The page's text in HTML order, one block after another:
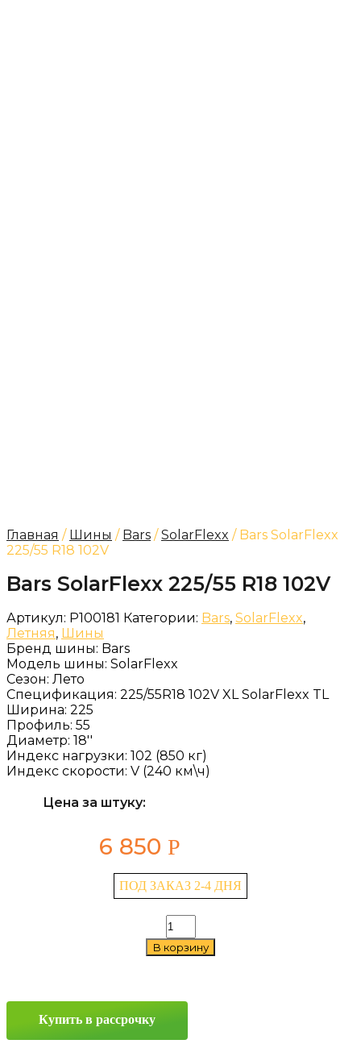
Главная / Шины / Bars /SolarFlexx / Bars SolarFlexx
225/55 R18 102V
Bars SolarFlexx 225/55 R18 102V
Артикул: P100181 Категории: Bars, SolarFlexx,
Летняя, Шины
Бренд шины: Bars
Модель шины: SolarFlexx
Сезон: Лето
Спецификация: 225/55R18 102V XL SolarFlexx TL
Ширина: 225
Профиль: 55
Диаметр: 18''
Индекс нагрузки: 102 (850 кг)
Индекс скорости: V (240 км\ч)
Цена за штуку:
6 850 Р
ПОД ЗАКАЗ 2-4 ДНЯ
Количество
товара
Bars
102V
В корзину
Купить в рассрочку